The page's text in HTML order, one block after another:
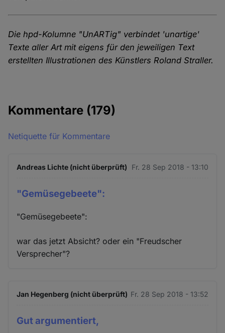
Die hpd-Kolumne "UnARTig" verbindet 'unartige'
Texte aller Art mit eigens für den jeweiligen Text
erstellten Illustrationen des Künstlers Roland Straller.
Kommentare (179)
Netiquette für Kommentare
Andreas Lichte (nicht überprüft) Fr. 28 Sep 2018 - 13:10
"Gemüsegebeete":
"Gemüsegebeete":
war das jetzt Absicht? oder ein "Freudscher
Versprecher"?
Jan Hegenberg (nicht überprüft) Fr. 28 Sep 2018 - 13:52
Gut argumentiert,